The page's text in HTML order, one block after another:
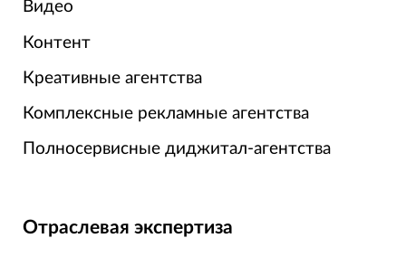
Видео
Контент
Креативные агентства
Комплексные рекламные агентства
Полносервисные диджитал-агентства
Отраслевая экспертиза